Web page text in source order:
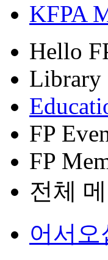
KFPA
Hello
Library
FP
FP
전체
어서오